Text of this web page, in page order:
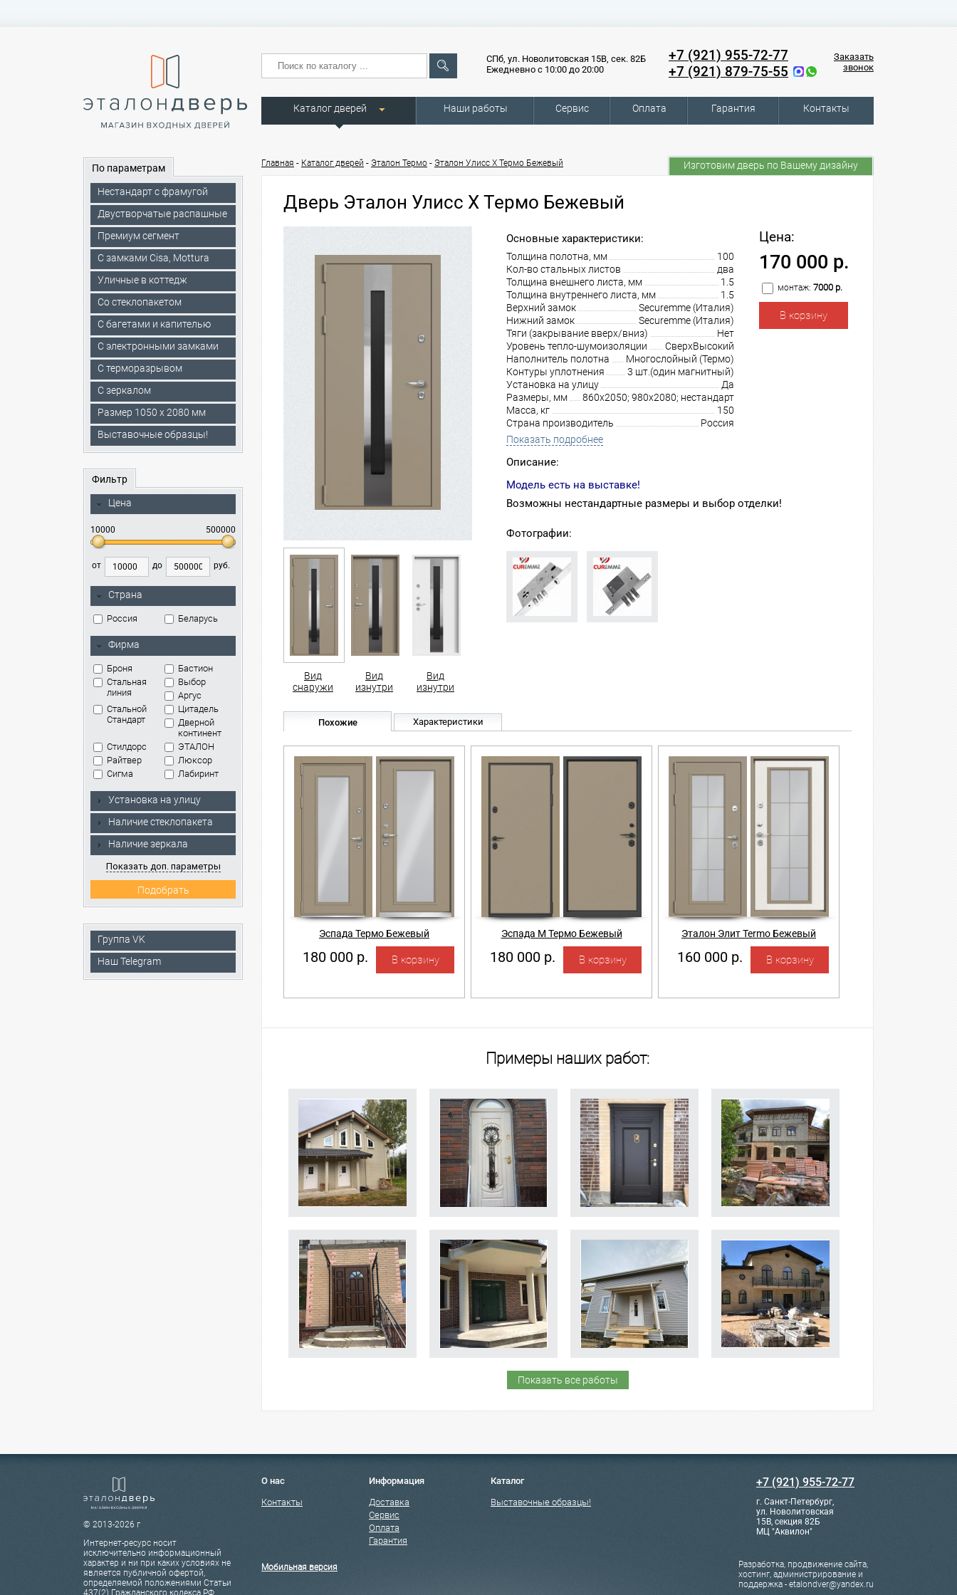
СПб, ул. Новолитовская 15В, сек. 82Б
Ежедневно с 10:00 до 20:00
+7 (921) 955-72-77
+7 (921) 879-75-55
Заказать
звонок
Каталог дверей Наши работы Сервис Оплата Гарантия Контакты
По параметрам
Нестандарт с фрамугой
Двустворчатые распашные
Премиум сегмент
C замками Cisa, Mottura
Уличные в коттедж
Со стеклопакетом
С багетами и капителью
C электронными замками
С терморазрывом
С зеркалом
Размер 1050 х 2080 мм
Выставочные образцы!
Фильтр
Цена
10000 500000
от до руб.
Страна
Россия Беларусь
Фирма
Броня
Бастион
Стальная
линия
Выбор
Аргус
Стальной
Стандарт
Цитадель
Дверной
континент
Стилдорс
ЭТАЛОН
Райтвер
Люксор
Сигма
Лабиринт
Установка на улицу
Наличие стеклопакета
Наличие зеркала
Показать доп. параметры
Группа VK
Наш Telegram
Главная - Каталог дверей - Эталон Термо - Эталон Улисс Х Термо Бежевый Изготовим дверь по Вашему дизайну
Дверь Эталон Улисс Х Термо Бежевый
Вид
снаружи
Вид
изнутри
Вид
изнутри
Основные характеристики:
Толщина полотна, мм
100
Кол-во стальных листов
два
Толщина внешнего листа, мм
1.5
Толщина внутреннего листа, мм
1.5
Верхний замок
Securemme (Италия)
Нижний замок
Securemme (Италия)
Тяги (закрывание вверх/вниз)
Нет
Уровень тепло-шумоизоляции
СверхВысокий
Наполнитель полотна
Многослойный (Термо)
Контуры уплотнения
3 шт.(один магнитный)
Установка на улицу
Да
Размеры, мм
860х2050; 980х2080; нестандарт
Масса, кг
150
Страна производитель
Россия
Показать подробнее
Цена:
170 000 р.
монтаж: 7000 р.
Описание:
Модель есть на выставке!
Возможны нестандартные размеры и выбор отделки!
Фотографии:
Похожие Характеристики
Эспада Термо Бежевый
180 000 р.
Эспада М Термо Бежевый
180 000 р.
Эталон Элит Termo Бежевый
160 000 р.
Примеры наших работ:
Показать все работы
© 2013-2026 г
Интернет-ресурс носит
исключительно информационный
характер и ни при каких условиях не
является публичной офертой,
определяемой положениями Статьи
437(2) Гражданского кодекса РФ.
О нас
Контакты
Информация
Доставка
Сервис
Оплата
Гарантия
Каталог
Выставочные образцы!
Мобильная версия
+7 (921) 955-72-77
г. Санкт-Петербург,
ул. Новолитовская
15В, секция 82Б
МЦ "Аквилон"
Разработка, продвижение сайта,
хостинг, администрирование и
поддержка - etalondver@yandex.ru